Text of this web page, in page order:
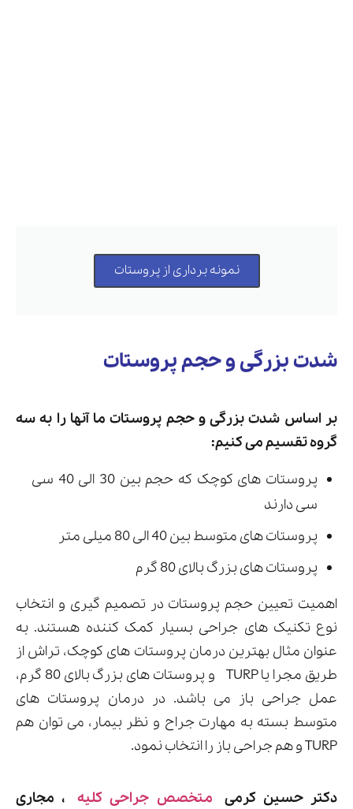
نمونه برداری از پروستات
شدت بزرگی و حجم پروستات
بر اساس شدت بزرگی و حجم پروستات ما آنها را به سه
گروه تقسیم می کنیم:
پروستات های کوچک که حجم بین 30 الی 40 سی
سی دارند
پروستات های متوسط بین 40 الی 80 میلی متر
پروستات های بزرگ بالای 80 گرم
اهمیت تعیین حجم پروستات در تصمیم گیری و انتخاب
نوع تکنیک های جراحی بسیار کمک کننده هستند. به
عنوان مثال بهترین درمان پروستات های کوچک، تراش از
طریق مجرا یا TURP و پروستات های بزرگ بالای 80 گرم،
عمل جراحی باز می باشد. در درمان پروستات های
متوسط بسته به مهارت جراح و نظر بیمار، می توان هم
TURP و هم جراحی باز را انتخاب نمود.
دکتر حسین کرمی متخصص جراحی کلیه، مجاری